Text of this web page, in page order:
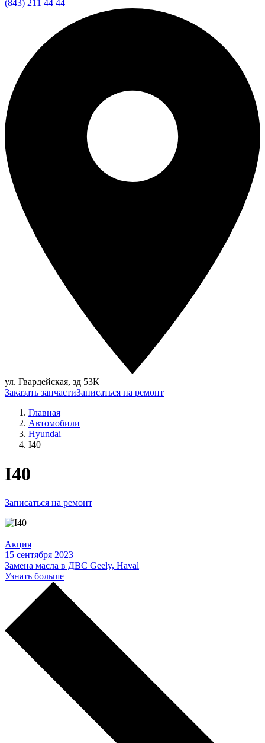
(843) 211 44 44
ул. Гвардейская, зд 53К
Заказать запчастиЗаписаться на ремонт
Главная
Автомобили
Hyundai
I40
I40
Записаться на ремонт
Акция
15 сентября 2023
Замена масла в ДВС Geely, Haval
Узнать больше